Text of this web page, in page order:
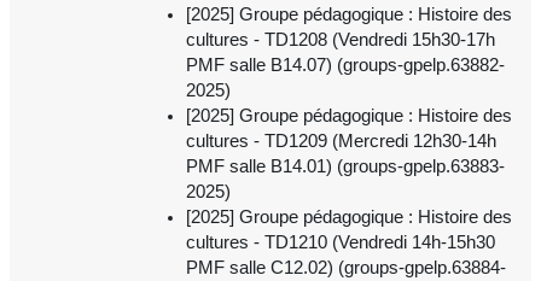
[2025] Groupe pédagogique : Histoire des
cultures - TD1208 (Vendredi 15h30-17h
PMF salle B14.07) (groups-gpelp.63882-
2025)
[2025] Groupe pédagogique : Histoire des
cultures - TD1209 (Mercredi 12h30-14h
PMF salle B14.01) (groups-gpelp.63883-
2025)
[2025] Groupe pédagogique : Histoire des
cultures - TD1210 (Vendredi 14h-15h30
PMF salle C12.02) (groups-gpelp.63884-